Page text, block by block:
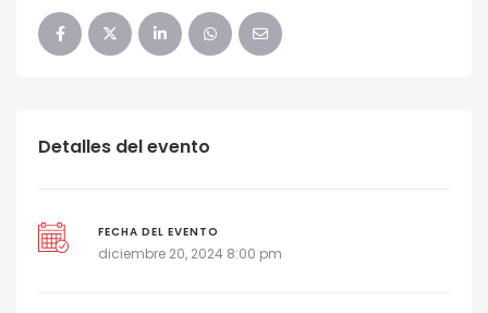
Detalles del evento
FECHA DEL EVENTO
diciembre 20, 2024 8:00 pm